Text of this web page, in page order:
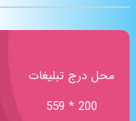
محل درج تبلیغات
200 * 559